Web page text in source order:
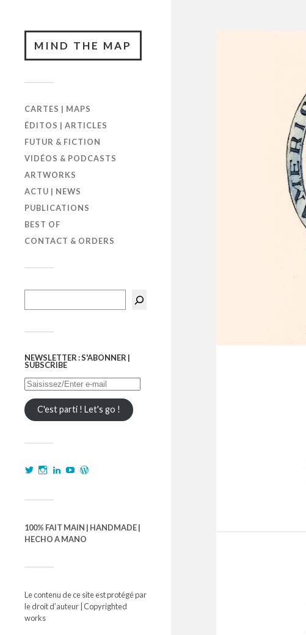
MIND THE MAP
CARTES | MAPS
ÉDITOS | ARTICLES
FUTUR & FICTION
VIDÉOS & PODCASTS
ARTWORKS
ACTU | NEWS
PUBLICATIONS
BEST OF
CONTACT & ORDERS
NEWSLETTER : S'ABONNER |
SUBSCRIBE
C'est parti ! Let's go !
100% FAIT MAIN | HANDMADE |
HECHO A MANO
Le contenu de ce site est protégé par
le droit d’auteur | Copyrighted
works